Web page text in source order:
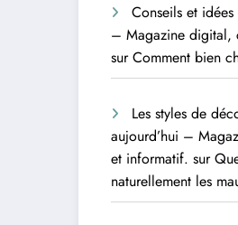
Conseils et
– Magazine digital,
surComment bien
Les styles de
aujourd’hui –
et informatif. sur
naturellement les